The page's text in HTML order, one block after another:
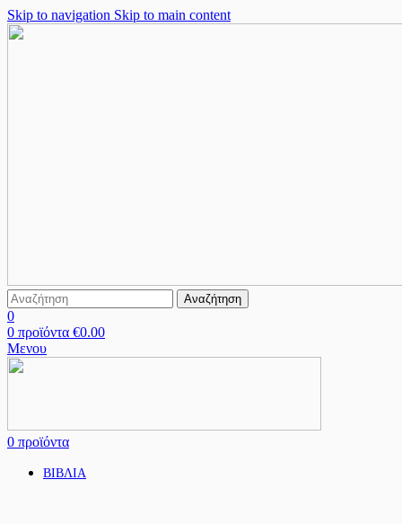
Skip to navigation Skip to main content
Αναζήτηση
0
0 προϊόντα €0.00
Μενου
0 προϊόντα
ΒΙΒΛΙΑ